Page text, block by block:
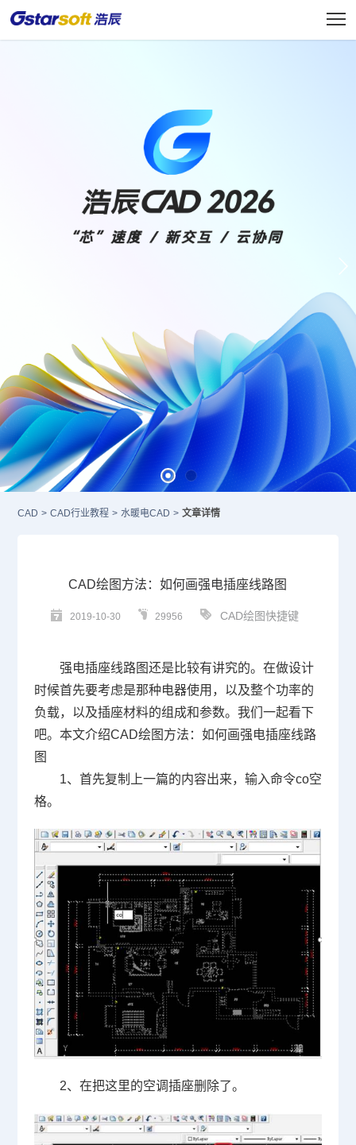
CAD > CAD行业教程 > 水暖电CAD > 文章详情
CAD绘图方法：如何画强电插座线路图
2019-10-30 29956 CAD绘图快捷键
强电插座线路图还是比较有讲究的。在做设计
时候首先要考虑是那种电器使用，以及整个功率的
负载，以及插座材料的组成和参数。我们一起看下
吧。本文介绍CAD绘图方法：如何画强电插座线路
图
1、首先复制上一篇的内容出来，输入命令co空
格。
2、在把这里的空调插座删除了。